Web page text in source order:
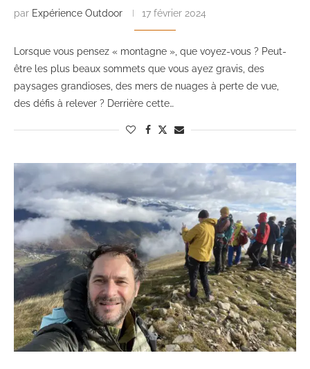
par Expérience Outdoor 17 février 2024
Lorsque vous pensez « montagne », que voyez-vous ? Peut-
être les plus beaux sommets que vous ayez gravis, des
paysages grandioses, des mers de nuages à perte de vue,
des défis à relever ? Derrière cette…